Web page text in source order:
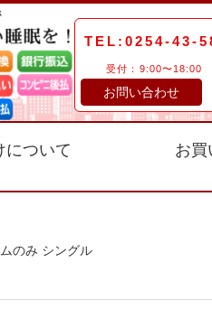
TEL:0254-43-
受付：9:00〜18:00
お問い合わせ
について お買
のみ シングル